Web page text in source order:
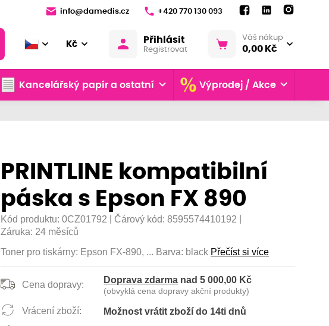
info@damedis.cz +420 770 130 093
Kč Přihlásit
Registrovat
Váš nákup
0,00 Kč
Kancelářský papír a ostatní Výprodej / Akce
PRINTLINE kompatibilní
páska s Epson FX 890
Kód produktu: 0CZ01792 Čárový kód: 8595574410192
Záruka: 24 měsíců
Toner pro tiskárny: Epson FX-890, ... Barva: black Přečíst si více
Cena dopravy:
Doprava zdarma nad 5 000,00 Kč
(obvyklá cena dopravy akční produkty)
Vrácení zboží: Možnost vrátit zboží do 14ti dnů